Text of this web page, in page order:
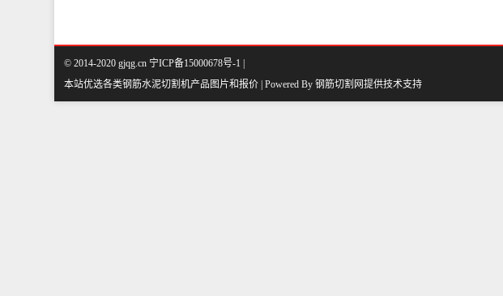
© 2014-2020 gjqg.cn 宁ICP备15000678号-1 |
本站优选各类钢筋水泥切割机产品图片和报价 | Powered By 钢筋切割网提供技术支持